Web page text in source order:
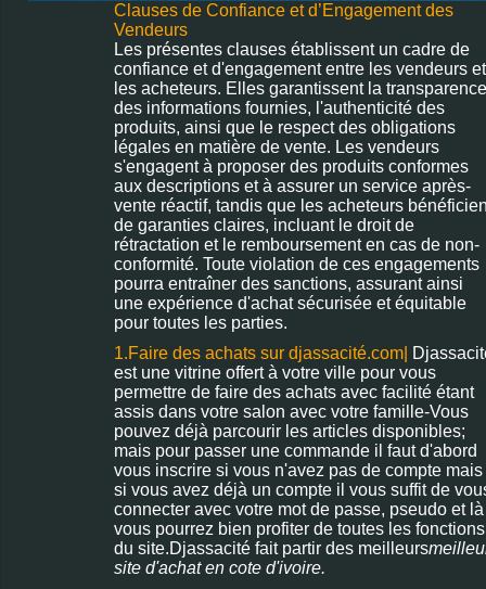
[N°1186]
10000 cfa
Savon
Thérapeutique
100% naturel
Clauses de Confiance et d’Engagement des
Vendeurs
Les présentes clauses établissent un cadre de
confiance et d'engagement entre les vendeurs et
les acheteurs. Elles garantissent la transparence
des informations fournies, l'authenticité des
produits, ainsi que le respect des obligations
légales en matière de vente. Les vendeurs
s'engagent à proposer des produits conformes
aux descriptions et à assurer un service après-
vente réactif, tandis que les acheteurs
de garanties claires, incluant le droit de
rétractation et le remboursement en cas de non-
conformité. Toute violation de ces engagements
pourra entraîner des sanctions, assurant ainsi
une expérience d'achat sécurisée et équitable
pour toutes les parties.
1.Faire des achats sur djassacité.com|
est une vitrine offert à votre ville pour vous
permettre de faire des achats avec facilité étant
assis dans votre salon avec votre famille-Vous
pouvez déjà parcourir les articles disponibles;
mais pour passer une commande il faut d'abord
vous inscrire si vous n'avez pas de compte mais
si vous avez déjà un compte il vous suffit de
connecter avec votre mot de passe, pseudo et là
vous pourrez bien profiter de toutes les fonctions
du site.Djassacité fait partir des meilleurs
site d'achat en cote d'ivoire.